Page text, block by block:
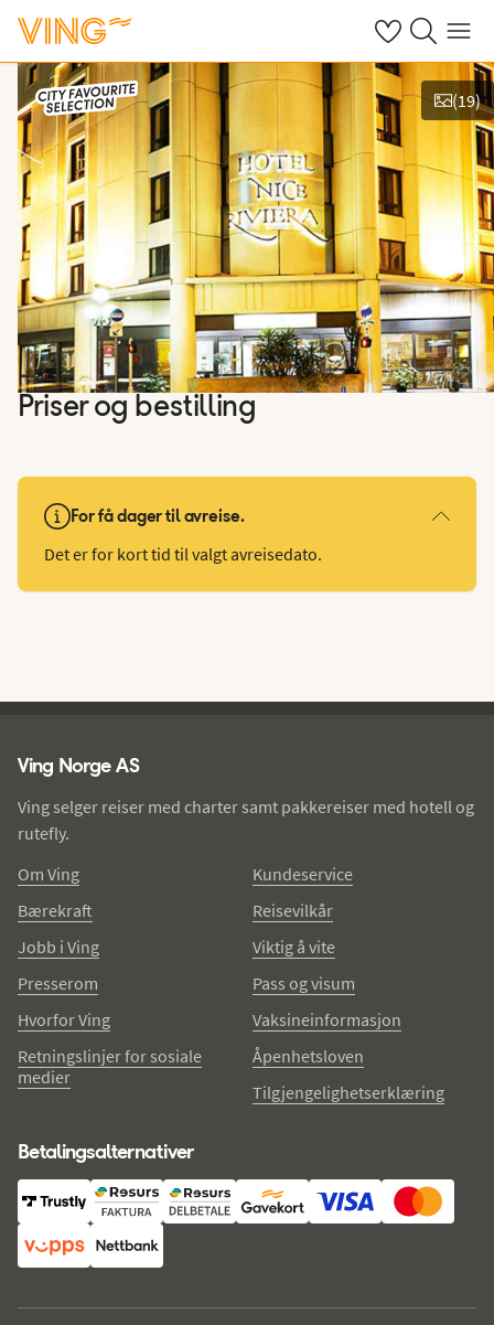
Se dine sparte
Søk påMeny
Vis bilder
(19)
Priser og bestilling
For få dager til avreise.
Det er for kort tid til valgt avreisedato.
Ving Norge AS
Ving selger reiser med charter samt pakkereiser med hotell og
rutefly.
Om Ving
Bærekraft
Jobb i Ving
Presserom
Hvorfor Ving
Retningslinjer for sosiale
medier
Kundeservice
Reisevilkår
Viktig å vite
Pass og visum
Vaksineinformasjon
Åpenhetsloven
Tilgjengelighetserklæring
Betalingsalternativer